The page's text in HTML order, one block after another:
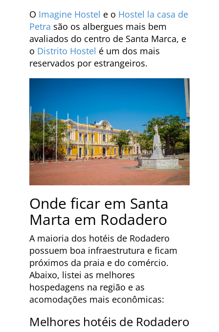
O Imagine Hostel e o Hostel la casa de
Petra são os albergues mais bem
avaliados do centro de Santa Marca, e
o Distrito Hostel é um dos mais
reservados por estrangeiros.
Onde ficar em Santa
Marta em Rodadero
A maioria dos hotéis de Rodadero
possuem boa infraestrutura e ficam
próximos da praia e do comércio.
Abaixo, listei as melhores
hospedagens na região e as
acomodações mais econômicas:
Melhores hotéis de Rodadero